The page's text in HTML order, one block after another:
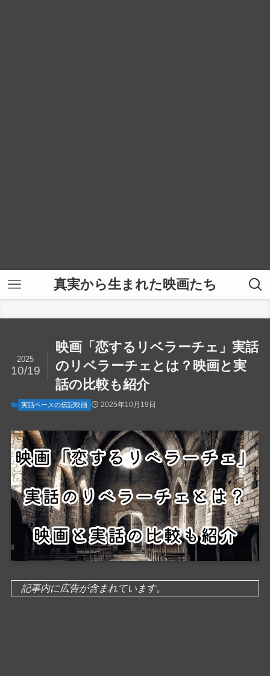
真実から生まれた映画たち
映画「恋するリベラーチェ」実話
のリベラーチェとは？映画と実
話の比較も紹介
2025
10/19
実話ベースの伝記映画 2025年10月19日
記事内に広告が含まれています。